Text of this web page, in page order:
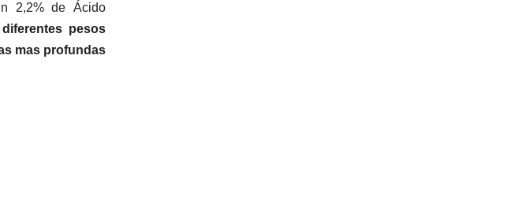
2,2% de Ácido
pesos
mas profundas